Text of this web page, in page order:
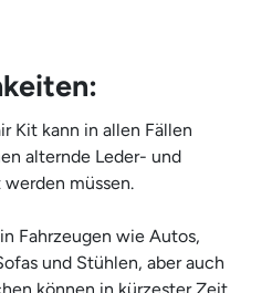
Kit kann in allen Fällen
alternde Leder- und
müssen.
Fahrzeugen wie Autos,
und Stühlen, aber auch